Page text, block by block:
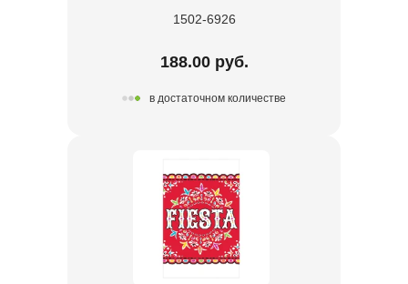
1502-6926
188.00 руб.
в достаточном количестве